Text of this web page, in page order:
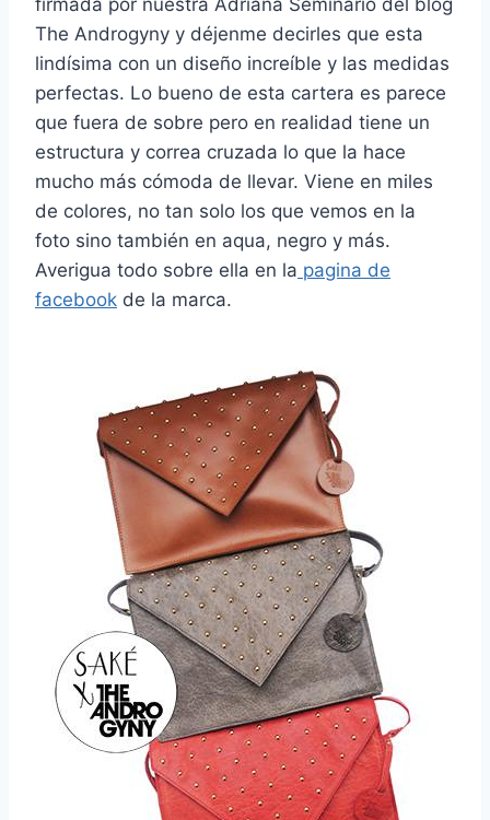
The Androgyny y déjenme decirles que esta
lindísima con un diseño increíble y las medidas
perfectas. Lo bueno de esta cartera es parece
que fuera de sobre pero en realidad tiene un
estructura y correa cruzada lo que la hace
mucho más cómoda de llevar. Viene en miles
de colores, no tan solo los que vemos en la
foto sino también en aqua, negro y más.
Averigua todo sobre ella en la pagina de
facebook de la marca.